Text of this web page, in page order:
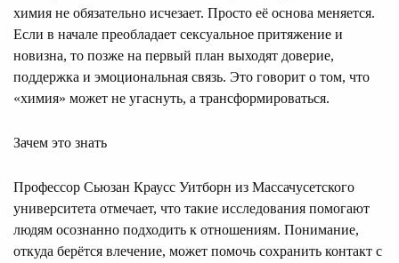
химия не обязательно исчезает. Просто её основа меняется.
Если в начале преобладает сексуальное притяжение и
новизна, то позже на первый план выходят доверие,
поддержка и эмоциональная связь. Это говорит о том, что
«химия» может не угаснуть, а трансформироваться.
Зачем это знать
Профессор Сьюзан Краусс Уитборн из Массачусетского
университета отмечает, что такие исследования помогают
людям осознанно подходить к отношениям. Понимание,
откуда берётся влечение, может помочь сохранить контакт с